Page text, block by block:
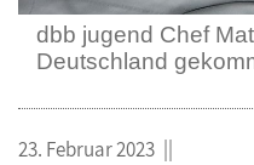
dbb jugend Chef
Deutschland
23. Februar 2023